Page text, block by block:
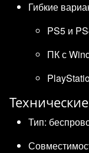
Гибкие
PS5 и
ПК с
Тип: